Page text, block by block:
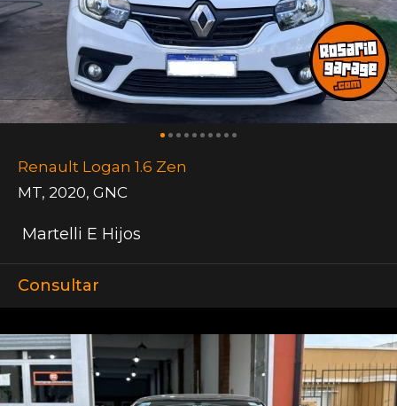
Renault Logan 1.6 Zen
MT, 2020, GNC
Martelli E Hijos
Consultar